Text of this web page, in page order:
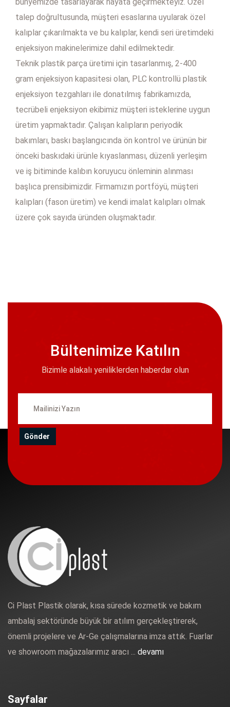
talep doğrultusunda, müşteri esaslarına uyularak özel
kalıplar çıkarılmakta ve bu kalıplar, kendi seri üretimdeki
enjeksiyon makinelerimize dahil edilmektedir.
Teknik plastik parça üretimi için tasarlanmış, 2-400
gram enjeksiyon kapasitesi olan, PLC kontrollü plastik
enjeksiyon tezgahları ile donatılmış fabrikamızda,
tecrübeli enjeksiyon ekibimiz müşteri isteklerine uygun
üretim yapmaktadır. Çalışan kalıpların periyodik
bakımları, baskı başlangıcında ön kontrol ve ürünün bir
önceki baskıdaki ürünle kıyaslanması, düzenli yerleşim
ve iş bitiminde kalıbın koruyucu önleminin alınması
başlıca prensibimizdir. Firmamızın portföyü, müşteri
kalıpları (fason üretim) ve kendi imalat kalıpları olmak
üzere çok sayıda üründen oluşmaktadır.
Bültenimize Katılın
Bizimle alakalı yeniliklerden haberdar olun
Gönder
Ci Plast Plastik olarak, kısa sürede kozmetik ve bakım
ambalaj sektöründe büyük bir atılım gerçekleştirerek,
önemli projelere ve Ar-Ge çalışmalarına imza attık. Fuarlar
ve showroom mağazalarımız aracı ... devamı
Sayfalar